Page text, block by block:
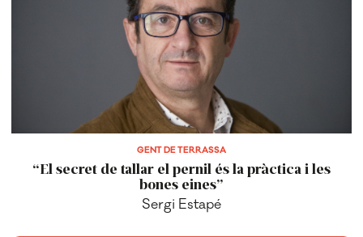
GENT DE TERRASSA
“El secret de tallar el pernil és la pràctica i les
bones eines”
Sergi Estapé